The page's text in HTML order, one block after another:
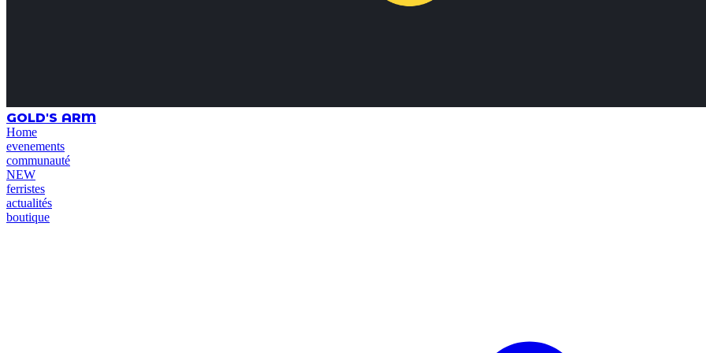
GOLD'S ARM
Home
evenements
communauté
NEW
ferristes
actualités
boutique